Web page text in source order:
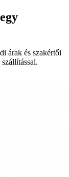
árak és szakértői